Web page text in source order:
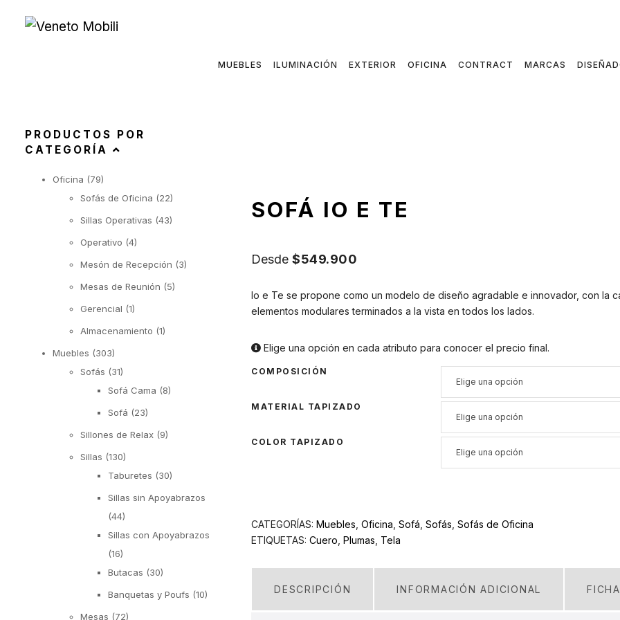
MUEBLES ILUMINACIÓN EXTERIOR OFICINA CONTRACT MARCAS
SOFÁ IO E TE
Desde $549.900
Io e Te se propone como un modelo de diseño agradable e innovador, con la
elementos modulares terminados a la vista en todos los lados.
Elige una opción en cada atributo para conocer el precio final.
COMPOSICIÓN
MATERIAL TAPIZADO
COLOR TAPIZADO
CATEGORÍAS: Muebles Oficina Sofá Sofás Sofás de Oficina
ETIQUETAS: Cuero Plumas Tela
DESCRIPCIÓN INFORMACIÓN ADICIONAL
PRODUCTOS POR
CATEGORÍA
Oficina (79)
Sofás de Oficina (22)
Sillas Operativas (43)
Operativo (4)
Mesón de Recepción (3)
Mesas de Reunión (5)
Gerencial (1)
Almacenamiento (1)
Muebles (303)
Sofás (31)
Sofá Cama (8)
Sofá (23)
Sillones de Relax (9)
Sillas (130)
Taburetes (30)
Sillas sin Apoyabrazos
(44)
Sillas con Apoyabrazos
(16)
Butacas (30)
Banquetas y Poufs (10)
Mesas (72)